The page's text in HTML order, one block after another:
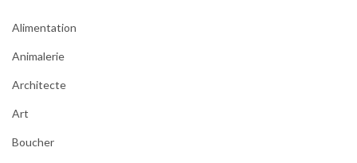
Alimentation
Animalerie
Architecte
Art
Boucher